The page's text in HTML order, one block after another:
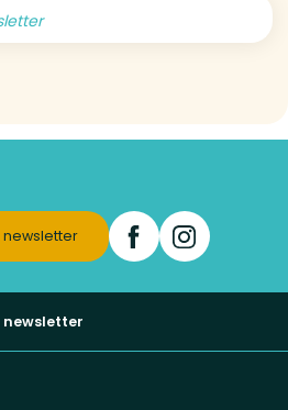
newsletter
newsletter